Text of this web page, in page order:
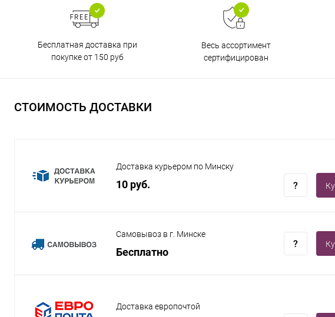
Бесплатная доставка при
покупке от 150 руб
Весь ассортимент
сертифицирован
СТОИМОСТЬ ДОСТАВКИ
Доставка курьером по Минску
10 руб.
Самовывоз в г. Минске
Бесплатно
Доставка европочтой